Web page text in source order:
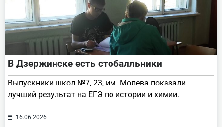
В Дзержинске есть стобалльники
Выпускники школ №7, 23, им. Молева показали
лучший результат на ЕГЭ по истории и химии.
16.06.2026